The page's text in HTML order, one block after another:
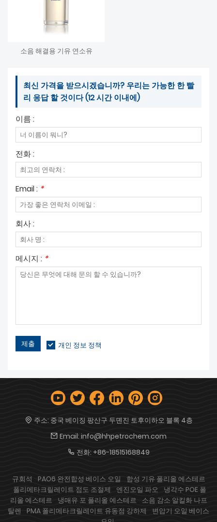
소음 해결용 기유 연소유
최신 가격을 받으시겠습니까? 우리는 가능한 한 빨
리 응답 할 것이다 (12 시간 이내에)
이름 :
전화 :
Email : *
회사 :
메시지 : *
제출 개인 정보 정책
주소: 중국 베이징 팡산구 두뎬진 토후이하오 블록 4층
Email: info@hhpetrochem.com
전화: +86-18515168849
규회석 PAO6 완전합성 베이스 오일
합성 기유 폴리올 에스테르
폴리메타크릴레이트 점도 조절제
엔진오일 파오
냉각수 POE 폴
리올 에스테르
냉매유 포 폴리올 에스테르
소음 감소 알킬화 나프
탈렌
PMA 폴리메타크릴레이트 유동점 강하제
변압기 오일 베이스